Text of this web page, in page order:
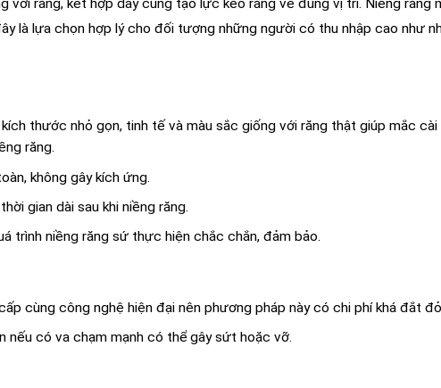
là lựa chọn hợp lý cho đối tượng những người có thu nhập cao như
thước nhỏ gọn, tinh tế và màu sắc giống với răng thật giúp mắc cài
răng.
không gây kích ứng.
gian dài sau khi niềng răng.
trình niềng răng sứ thực hiện chắc chắn, đảm bảo.
cùng công nghệ hiện đại nên phương pháp này có chi phí khá đắt
nếu có va chạm mạnh có thể gây sứt hoặc vỡ.